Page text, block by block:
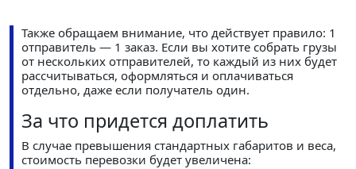
Также обращаем внимание, что действует правило: 1
отправитель — 1 заказ. Если вы хотите собрать грузы
от нескольких отправителей, то каждый из них будет
рассчитываться, оформляться и оплачиваться
отдельно, даже если получатель один.
За что придется доплатить
В случае превышения стандартных габаритов и веса,
стоимость перевозки будет увеличена: